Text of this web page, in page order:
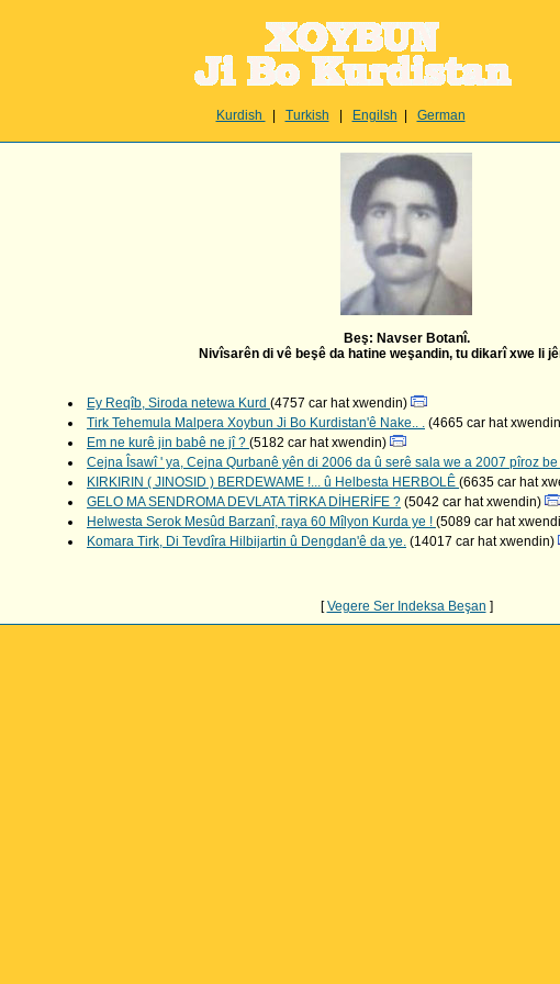
Kurdish Turkish Engilsh German
Beş: Navser Botanî.
Nivîsarên di vê beşê da hatine weşandin, tu dikarî xwe li
Ey Reqîb, Siroda netewa Kurd (4757 car hat xwendin)
Tirk Tehemula Malpera Xoybun Ji Bo Kurdistan'ê Nake.. . (4665 car hat
Em ne kurê jin babê ne jî ? (5182 car hat xwendin)
Cejna Îsawî ' ya, Cejna Qurbanê yên di 2006 da û serê sala we a 2007 pîroz be
KIRKIRIN ( JINOSID ) BERDEWAME !... û Helbesta HERBOLÊ (6635 car hat
GELO MA SENDROMA DEVLATA TİRKA DİHERİFE ? (5042 car hat xwendin)
Helwesta Serok Mesûd Barzanî, raya 60 Mîlyon Kurda ye ! (5089 car hat
Komara Tirk, Di Tevdîra Hilbijartin û Dengdan'ê da ye. (14017 car hat xwendin)
[Vegere Ser Indeksa Beşan ]